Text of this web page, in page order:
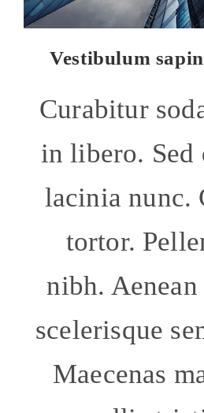
Vestibulum
Curabitur
in libero. Sed
lacinia nunc.
tortor.
nibh.
scelerisque
Maecenas